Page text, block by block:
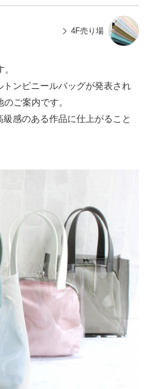
4F売り場
ンビニールバッグが発表され
ご案内です。
感のある作品に仕上がること